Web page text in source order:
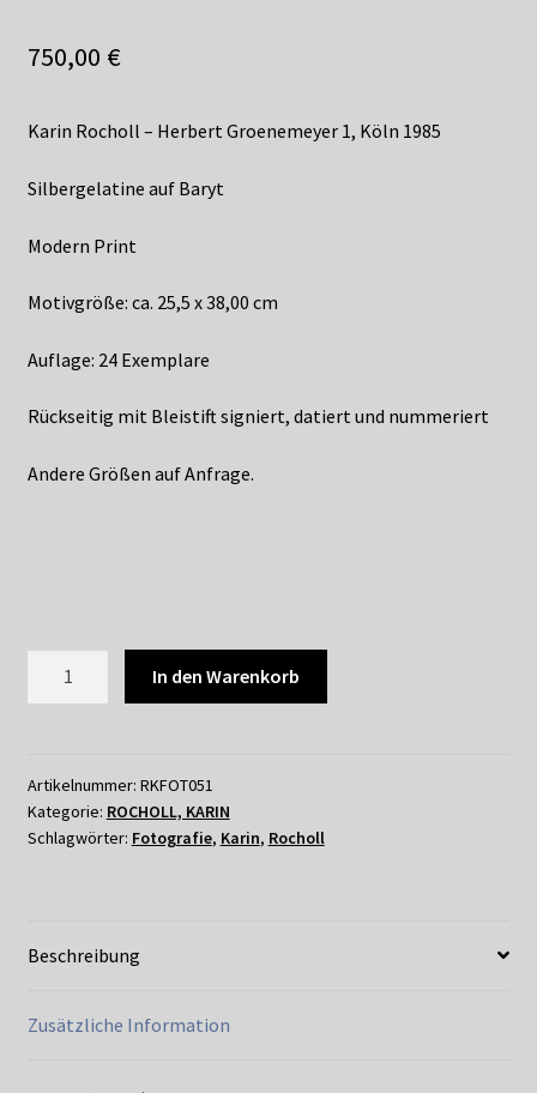
750,00 €
Karin Rocholl – Herbert Groenemeyer 1, Köln 1985
Silbergelatine auf Baryt
Modern Print
Motivgröße: ca. 25,5 x 38,00 cm
Auflage: 24 Exemplare
Rückseitig mit Bleistift signiert, datiert und nummeriert
Andere Größen auf Anfrage.
GROENEMEYER
1,
KÖLN
In den Warenkorb
Artikelnummer: RKFOT051
Kategorie: ROCHOLL, KARIN
Schlagwörter: Fotografie, Karin, Rocholl
Beschreibung
Zusätzliche Information